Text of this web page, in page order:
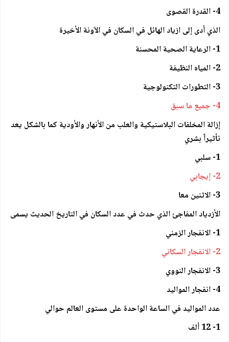
4- القدرة القصوى
الذي أدى إلى ازياد الهائل في السكان في الآونة الأخيرة
1- الرعاية الصحية المحسنة
2- المياه النظيفة
3- التطورات التكنولوجية
4- جميع ما سبق
إزالة المخلفات البلاستيكية والعلب من الأنهار والأودية كما بالشكل يعد
تأثيراً بشري
1- سلبي
2- إيجابي
3- الاثنين معا
الأزدياد المفاجئ الذي حدث في عدد السكان في التاريخ الحديث يسمى
1- الانفجار الزمني
2- الانفجار السكاني
3- الانفجار النووي
4- انفجار المواليد
عدد المواليد في الساعة الواحدة على مستوى العالم حوالي
1- 12 ألف